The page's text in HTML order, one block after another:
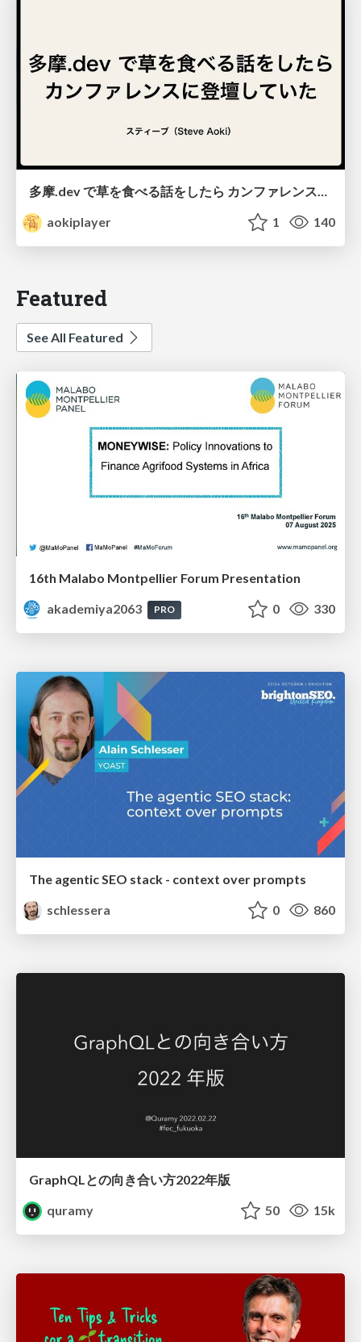
多摩.dev で草を食べる話をしたら カンファレンスに登壇していた / from-eating-weeds-to-a-conference
aokiplayer
1 140
Featured
See All Featured
16th Malabo Montpellier Forum Presentation
akademiya2063
PRO 0 330
The agentic SEO stack - context over prompts
schlessera
0 860
GraphQLとの向き合い方2022年版
quramy
50 15k